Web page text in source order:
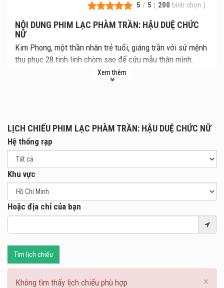
5 / 5 ( 200 bình chọn )
NỘI DUNG PHIM LẠC PHÀM TRẦN: HẬU DUỆ CHỨC
NỮ
Kim Phong, một thần nhân trẻ tuổi, giáng trần với sứ mệnh
thu phục 28 tinh linh chòm sao để cứu mẫu thân mình.
Trên hành trình hành hiệp, anh tình cờ gặp Ngọc Lộ – cô
gái phàm trần kiên cường, đang nỗ lực vượt lên thần giới
hiểm nguy mà còn dần hé lộ một bí mật lớn lao đã bị giấu
kín từ lâu.
Xem thêm
LỊCH CHIẾU PHIM LẠC PHÀM TRẦN: HẬU DUỆ CHỨC NỮ
Hệ thống rạp
Khu vực
Hoặc địa chỉ của bạn
Tìm lịch chiếu
×
Không tìm thấy lịch chiếu phù hợp